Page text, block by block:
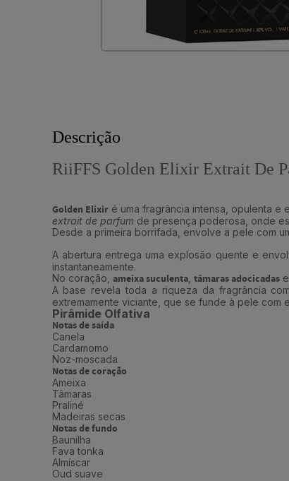
Descrição
RiiFFS Golden Elixir Extrait De
Golden Elixiré uma fragrância intensa, opulenta e
extrait de parfumde presença poderosa, onde
Desde a primeira borrifada, envolve a pele com
A abertura entrega uma explosão quente e
instantaneamente.
No coração, ameixa suculenta, tâmaras adocicadase
A base revela toda a riqueza da fragrância com
extremamente viciante, que se funde à pele com
Pirâmide Olfativa
Notas de saída
Canela
Cardamomo
Noz-moscada
Notas de coração
Ameixa
Tâmaras
Praliné
Madeiras secas
Notas de fundo
Baunilha
Fava tonka
Almíscar
Oud suave